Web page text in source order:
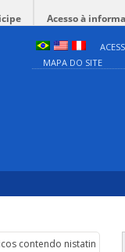
Acesso à
MAPA DO SITE
contendo nistatina